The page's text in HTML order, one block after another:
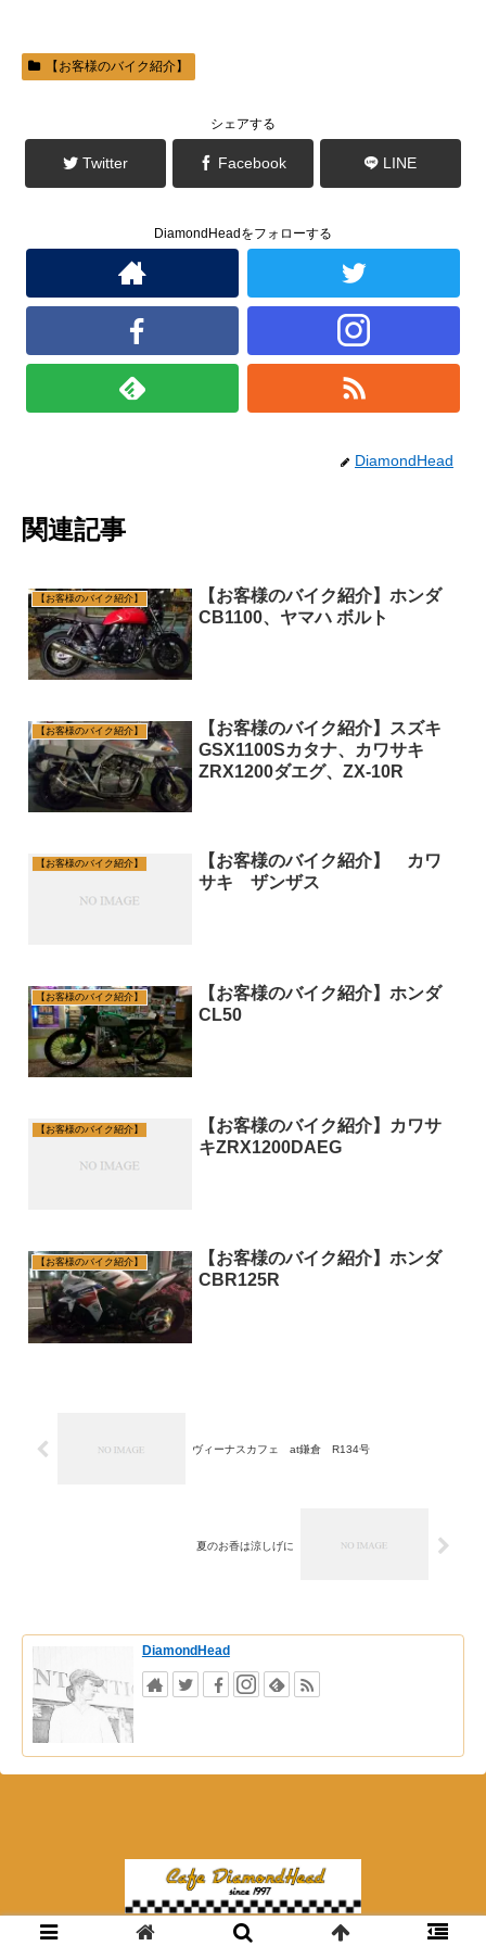
す
)
ウ
ィ
ン
き
ま
す
)
【お客様のバイク紹介】
シェアする
Twitter Facebook LINE
DiamondHeadをフォローする
DiamondHead
関連記事
【お客様のバイク紹介】
【お客様のバイク紹介】ホンダ
CB1100、ヤマハ ボルト
【お客様のバイク紹介】
【お客様のバイク紹介】スズキ
GSX1100Sカタナ、カワサキ
ZRX1200ダエグ、ZX-10R
【お客様のバイク紹介】
【お客様のバイク紹介】 カワ
サキ ザンザス
【お客様のバイク紹介】
【お客様のバイク紹介】ホンダ
CL50
【お客様のバイク紹介】
【お客様のバイク紹介】カワサ
キZRX1200DAEG
【お客様のバイク紹介】
【お客様のバイク紹介】ホンダ
CBR125R
ヴィーナスカフェ at鎌倉 R134号
夏のお香は涼しげに
DiamondHead
© 2018 夜カフェ ダイアモンドヘッド.